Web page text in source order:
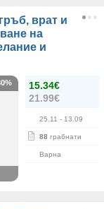
врат и
на
и
15.34€
21.99€
25.11 - 13.09
88 грабнати
Варна